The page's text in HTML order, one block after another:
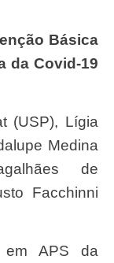
da Covid-19
(USP), Lígia
Medina
de
Facchinni